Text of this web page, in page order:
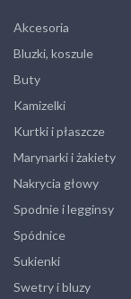
Akcesoria
Bluzki, koszule
Buty
Kamizelki
Kurtki i płaszcze
Marynarki i żakiety
Nakrycia głowy
Spodnie i legginsy
Spódnice
Sukienki
Swetry i bluzy